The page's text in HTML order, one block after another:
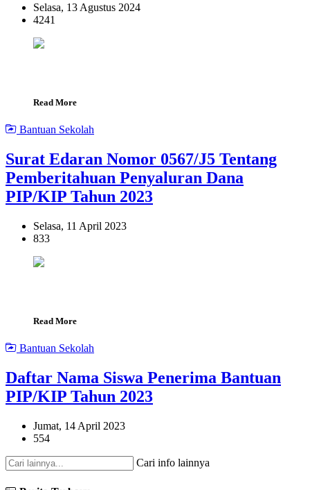
Selasa, 13 Agustus 2024
4241
Read More
Bantuan Sekolah
Surat Edaran Nomor 0567/J5 Tentang
Pemberitahuan Penyaluran Dana
PIP/KIP Tahun 2023
Selasa, 11 April 2023
833
Read More
Bantuan Sekolah
Daftar Nama Siswa Penerima Bantuan
PIP/KIP Tahun 2023
Jumat, 14 April 2023
554
Cari info lainnya